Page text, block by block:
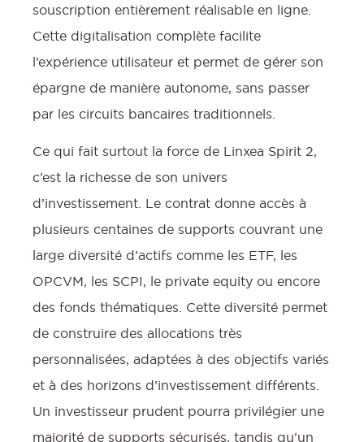
souscription entièrement réalisable en ligne.
Cette digitalisation complète facilite
l’expérience utilisateur et permet de gérer son
épargne de manière autonome, sans passer
par les circuits bancaires traditionnels.
Ce qui fait surtout la force de Linxea Spirit 2,
c’est la richesse de son univers
d’investissement. Le contrat donne accès à
plusieurs centaines de supports couvrant une
large diversité d’actifs comme les ETF, les
OPCVM, les SCPI, le private equity ou encore
des fonds thématiques. Cette diversité permet
de construire des allocations très
personnalisées, adaptées à des objectifs variés
et à des horizons d’investissement différents.
Un investisseur prudent pourra privilégier une
majorité de supports sécurisés, tandis qu’un